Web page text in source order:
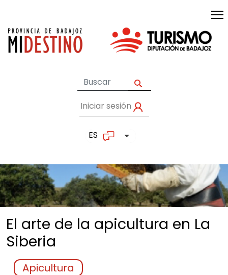
User account
Iniciar sesión
ES Lista adicional de
El arte de la apicultura en La
Siberia
Apicultura